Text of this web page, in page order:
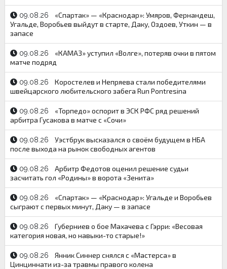
09.08.26
«Спартак» — «Краснодар»: Умяров, Фернандеш,
Угальде, Воробьев выйдут в старте, Даку, Оздоев, Уткин — в
запасе
09.08.26
«КАМАЗ» уступил «Волге», потеряв очки в пятом
матче подряд
09.08.26
Коростелев и Непряева стали победителями
швейцарского любительского забега Run Pontresina
09.08.26
«Торпедо» оспорит в ЭСК РФС ряд решений
арбитра Гусакова в матче с «Сочи»
09.08.26
Уэстбрук высказался о своём будущем в НБА
после выхода на рынок свободных агентов
09.08.26
Арбитр Федотов оценил решение судьи
засчитать гол «Родины» в ворота «Зенита»
09.08.26
«Спартак» — «Краснодар»: Угальде и Воробьев
сыграют с первых минут, Даку — в запасе
09.08.26
Губерниев о бое Махачева с Гэрри: «Весовая
категория новая, но навыки-то старые!»
09.08.26
Янник Синнер снялся с «Мастерса» в
Цинциннати из-за травмы правого колена